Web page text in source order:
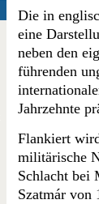
Die in
eine
neben den
führenden
Jahrzehnte
Flankiert
militärische
Schlacht bei
Szatmár von